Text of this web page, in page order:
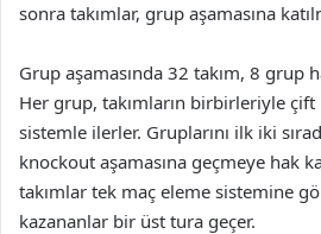
sonra takımlar, grup aşamasına
Grup aşamasında 32 takım, 8 grup
Her grup, takımların birbirleriyle çift
sistemle ilerler. Gruplarını ilk iki
knockout aşamasına geçmeye hak
takımlar tek maç eleme sistemine
kazananlar bir üst tura geçer.